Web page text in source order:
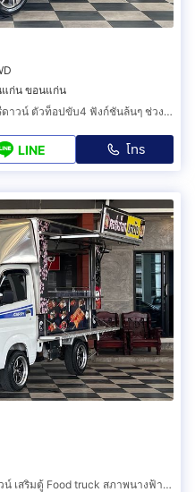
แก่น ขอนแก่น
Ford Everest Titanium+ 4WD สุดหรูฟรีดาวน์ ตัวท็อปขับ4 ฟังก์ชันล้นๆ ช่วงล่างแน่นๆ ขับมันส์เกินใคร
LINE โทร
Suzuki Carry 2022 กระบะทำเงินฟรีดาวน์ เสริมตู้ Food truck สภาพนางฟ้า งวดเพียง 5,XXX เท่านั้น